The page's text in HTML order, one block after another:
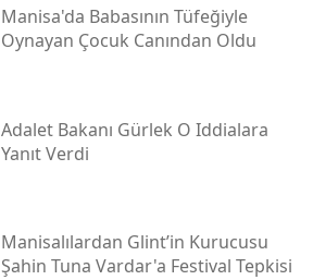
Manisa'da Babasının Tüfeğiyle
Oynayan Çocuk Canından Oldu
Adalet Bakanı Gürlek O Iddialara
Yanıt Verdi
Manisalılardan Glint’in Kurucusu
Şahin Tuna Vardar'a Festival Tepkisi